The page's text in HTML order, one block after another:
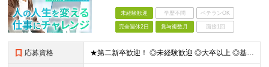
未経験歓迎 学歴不問 ベテランOK
完全週休2日 賞与複数月 面接1回
応募資格 ★第二新卒歓迎！ ◎未経験歓迎 ◎大卒以上 ◎基本的なPC操作（メール・Google Workspace等）ができる方 【こんな方を歓迎します】 ◎20代のうちに力をつけたい方 ◎人の人生やキャリア